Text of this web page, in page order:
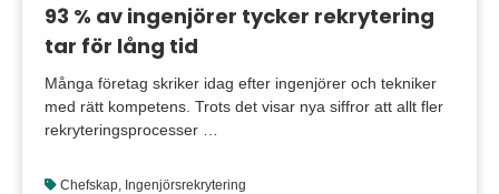
93 % av ingenjörer tycker rekrytering
tar för lång tid
Många företag skriker idag efter ingenjörer och tekniker
med rätt kompetens. Trots det visar nya siffror att allt fler
rekryteringsprocesser …
Chefskap, Ingenjörsrekrytering